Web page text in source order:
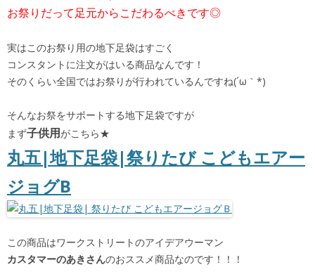
お祭りだって足元からこだわるべきです◎
実はこのお祭り用の地下足袋はすごく
コンスタントに注文がはいる商品なんです！
そのくらい全国ではお祭りが行われているんですね(´ω｀*)
そんなお祭をサポートする地下足袋ですが
まず子供用がこちら★
丸五|地下足袋|祭りたび こどもエアー
ジョグB
この商品はワークストリートのアイデアウーマン
カスタマーのあきさんのおススメ商品なのです！！！